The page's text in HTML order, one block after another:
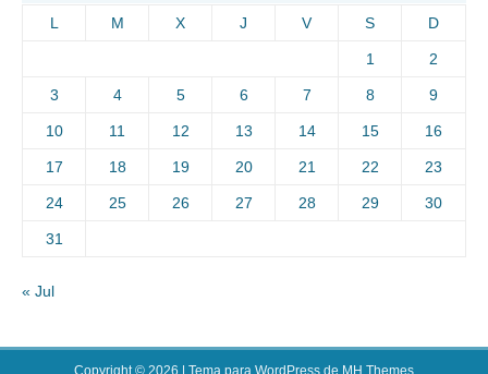
L M X J V S D
1 2
3 4 5 6 7 8 9
10 11 12 13 14 15 16
17 18 19 20 21 22 23
24 25 26 27 28 29 30
31
« Jul
Copyright © 2026 | Tema para WordPress de MH Themes